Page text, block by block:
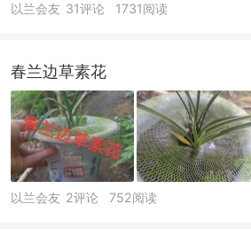
以兰会友 31评论 1731阅读
春兰边草素花
以兰会友 2评论 752阅读